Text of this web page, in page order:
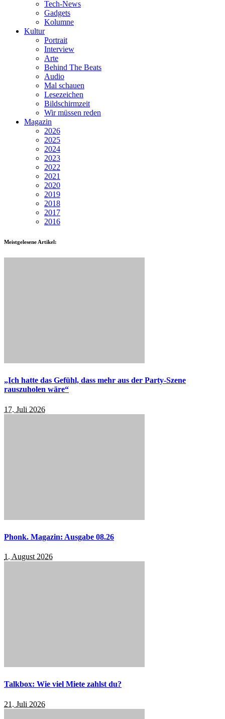
Tech-News
Gadgets
Kolumne
Kultur
Portrait
Interview
Arte
Behind The Beats
Audio
Mal schauen
Lesezeichen
Bildschirmzeit
Wir müssen reden
Magazin
2026
2025
2024
2023
2022
2021
2020
2019
2018
2017
2016
Meistgelesene Artikel:
„Ich hatte das Gefühl, dass mehr aus der Party-Szene
rauszuholen wäre“
17. Juli 2026
Phonk. Magazin: Ausgabe 08.26
1. August 2026
Talkbox: Wie viel Miete zahlst du?
21. Juli 2026